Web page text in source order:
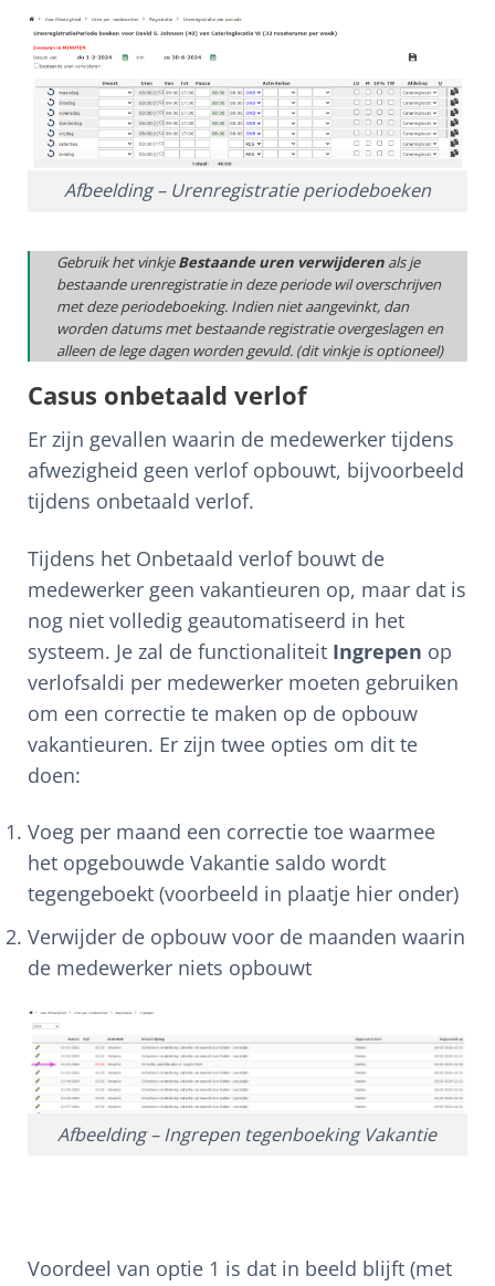
Afbeelding – Urenregistratie periodeboeken
Gebruik het vinkjeBestaande uren verwijderen als je
bestaande urenregistratie in deze periode wil overschrijven
met deze periodeboeking. Indien niet aangevinkt, dan
worden datums met bestaande registratie overgeslagen en
alleen de lege dagen worden gevuld. (dit vinkje is optioneel)
Casus onbetaald verlof
Er zijn gevallen waarin de medewerker tijdens
afwezigheid geen verlof opbouwt, bijvoorbeeld
tijdens onbetaald verlof.
Tijdens het Onbetaald verlof bouwt de
medewerker geen vakantieuren op, maar dat is
nog niet volledig geautomatiseerd in het
systeem. Je zal de functionaliteit Ingrepen op
verlofsaldi per medewerker moeten gebruiken
om een correctie te maken op de opbouw
vakantieuren. Er zijn twee opties om dit te
doen:
Voeg per maand een correctie toe waarmee
het opgebouwde Vakantie saldo wordt
tegengeboekt (voorbeeld in plaatje hier onder)
Verwijder de opbouw voor de maanden waarin
de medewerker niets opbouwt
Afbeelding – Ingrepen tegenboeking Vakantie
Voordeel van optie 1 is dat in beeld blijft (met